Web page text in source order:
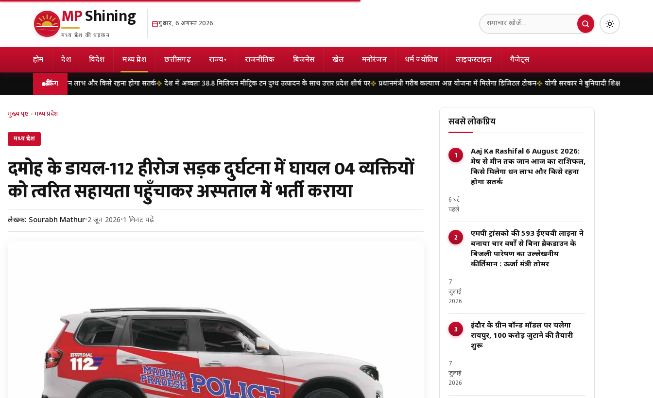
MPShining
मध्य प्रदेश की धड़कन
गुरुवार, 6 अगस्त 2026
होम देश विदेश मध्य प्रदेश छत्तीसगढ़ राज्य▾ राजनीतिक बिज़नेस खेल मनोरंजन धर्म ज्योतिष लाइफस्टाइल गैजेट्स
ब्रेकिंग
धन लाभ और किसे रहना होगा सतर्क देश में अव्वलः 38.8 मिलियन मीट्रिक टन दुग्ध उत्पादन के साथ उत्तर प्रदेश शीर्ष पर प्रधानमंत्री गरीब कल्याण अन्न योजना में मिलेगा डिजिटल टोकन योगी सरकार ने बुनियादी शिक्षा के एकीकरण को दी नई
मुख्य पृष्ठ › मध्य प्रदेश
मध्य प्रदेश
दमोह के डायल-112 हीरोज सड़क दुर्घटना में घायल 04 व्यक्तियों
को त्वरित सहायता पहुँचाकर अस्पताल में भर्ती कराया
लेखक: Sourabh Mathur•2 जून 2026•1 मिनट पढ़ें
सबसे लोकप्रिय
Aaj Ka Rashifal 6 August 2026:
मेष से मीन तक जानें आज का राशिफल,
किसे मिलेगा धन लाभ और किसे रहना
होगा सतर्क
6 घंटे
पहले
एमपी ट्रांसको की 593 ईएचवी लाइनों ने
बनाया चार वर्षों से बिना ब्रेकडाउन के
बिजली पारेषण का उल्लेखनीय
कीर्तिमान : ऊर्जा मंत्री तोमर
7
जुलाई
2026
इंदौर के ग्रीन बॉन्ड मॉडल पर चलेगा
रायपुर, ₹100 करोड़ जुटाने की तैयारी
शुरू
7
जुलाई
2026